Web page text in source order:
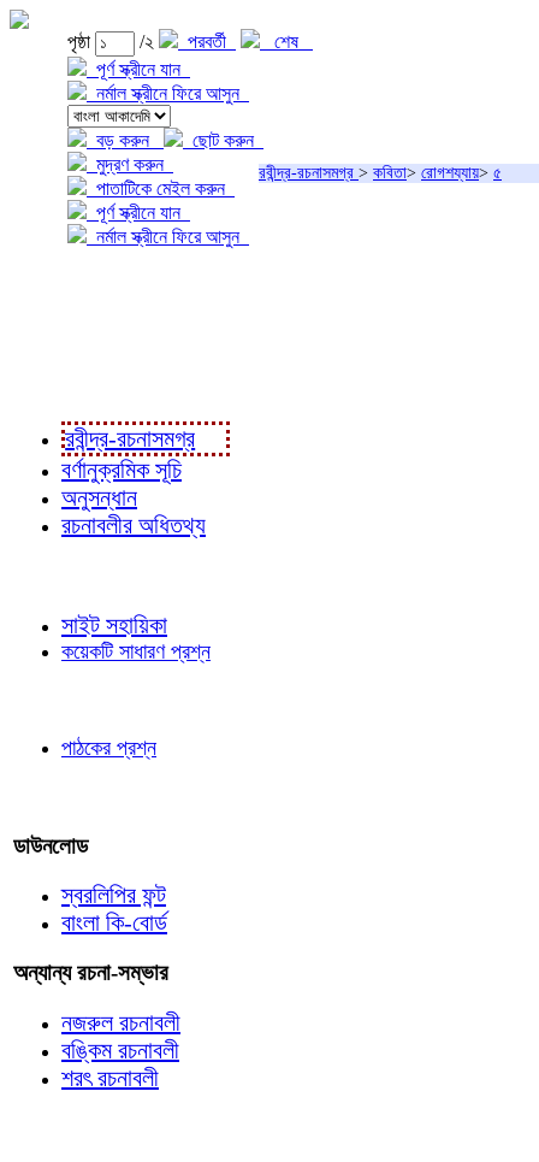
পৃষ্ঠা /২ পরবর্তী
শেষ
পূর্ণ স্ক্রীনে যান
নর্মাল স্ক্রীনে ফিরে আসুন
বড় করুন
ছোট করুন
মুদ্রণ করুন
পাতাটিকে মেইল করুন
পূর্ণ স্ক্রীনে যান
নর্মাল স্ক্রীনে ফিরে আসুন
রবীন্দ্র-রচনাসমগ্র > কবিতা> রোগশয্যায়> ৫
রবীন্দ্র-রচনাসমগ্র
বর্ণানুক্রমিক সূচি
অনুসন্ধান
রচনাবলীর অধিতথ্য
সাইট সহায়িকা
কয়েকটি সাধারণ প্রশ্ন
পাঠকের প্রশ্ন
ডাউনলোড
স্বরলিপির ফন্ট
বাংলা কি-বোর্ড
অন্যান্য রচনা-সম্ভার
নজরুল রচনাবলী
বঙ্কিম রচনাবলী
শরৎ রচনাবলী